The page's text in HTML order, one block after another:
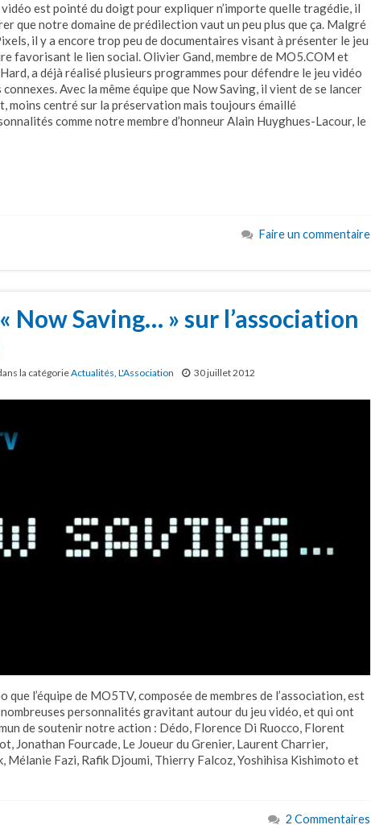
vidéo est pointé du doigt pour expliquer n’importe quelle tragédie, il
que notre domaine de prédilection vaut un peu plus que ça. Malgré
il y a encore trop peu de documentaires visant à présenter le jeu
favorisant le lien social. Olivier Gand, membre de MO5.COM et
a déjà réalisé plusieurs programmes pour défendre le jeu vidéo
Avec la même équipe que Now Saving, il vient de se lancer
moins centré sur la préservation mais toujours émaillé
comme notre membre d’honneur Alain Huyghues-Lacour, le
Faire un commentaire
Now Saving… » sur l’association
la catégorieActualités, L'Association 30 juillet 2012
que l’équipe de MO5TV, composée de membres de l’association, est
personnalités gravitant autour du jeu vidéo, et qui ont
de soutenir notre action : Dédo, Florence Di Ruocco, Florent
Jonathan Fourcade, Le Joueur du Grenier, Laurent Charrier,
Mélanie Fazi, Rafik Djoumi, Thierry Falcoz, Yoshihisa Kishimoto et
2 Commentaires